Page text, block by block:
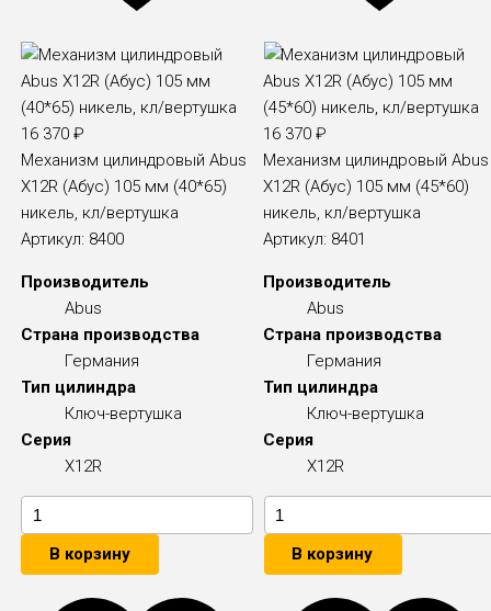
16 370₽
Механизм цилиндровый Abus
X12R (Абус) 105 мм (40*65)
никель, кл/вертушка
Артикул: 8400
Производитель
Abus
Страна производства
Германия
Тип цилиндра
Ключ-вертушка
Серия
X12R
В корзину
16 370₽
Механизм цилиндровый Abus
X12R (Абус) 105 мм (45*60)
никель, кл/вертушка
Артикул: 8401
Производитель
Abus
Страна производства
Германия
Тип цилиндра
Ключ-вертушка
Серия
X12R
В корзину